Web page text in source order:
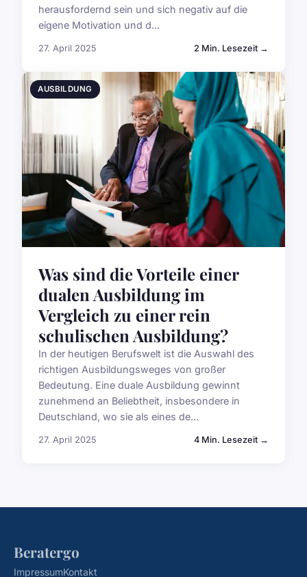
herausfordernd sein und sich negativ auf die
eigene Motivation und d...
27. April 2025 2 Min. Lesezeit →
AUSBILDUNG
Was sind die Vorteile einer
dualen Ausbildung im
Vergleich zu einer rein
schulischen Ausbildung?
In der heutigen Berufswelt ist die Auswahl des
richtigen Ausbildungsweges von großer
Bedeutung. Eine duale Ausbildung gewinnt
zunehmend an Beliebtheit, insbesondere in
Deutschland, wo sie als eines de...
27. April 2025 4 Min. Lesezeit →
Beratergo
ImpressumKontakt